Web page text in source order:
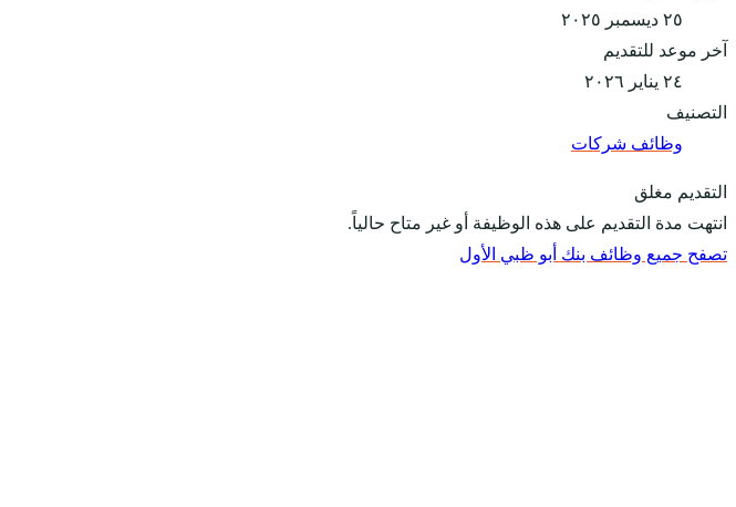
٢٥ ديسمبر ٢٠٢٥
آخر موعد للتقديم
٢٤ يناير ٢٠٢٦
التصنيف
وظائف شركات
التقديم مغلق
انتهت مدة التقديم على هذه الوظيفة أو غير متاح حالياً.
تصفح جميع وظائف بنك أبو ظبي الأول